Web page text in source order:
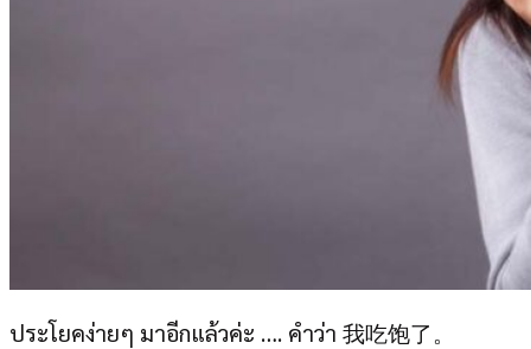
ประโยคง่ายๆ มาอีกแล้วค่ะ …. คำว่า 我吃饱了。